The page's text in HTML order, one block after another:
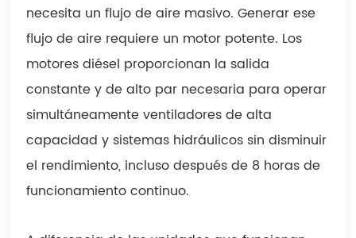
necesita un flujo de aire masivo. Generar ese
flujo de aire requiere un motor potente. Los
motores diésel proporcionan la salida
constante y de alto par necesaria para operar
simultáneamente ventiladores de alta
capacidad y sistemas hidráulicos sin disminuir
el rendimiento, incluso después de 8 horas de
funcionamiento continuo.